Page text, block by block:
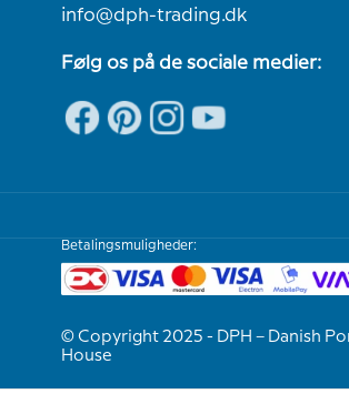
info@dph-trading.dk
Følg os på de sociale medier:
Betalingsmuligheder:
© Copyright 2025 - DPH – Danish
House